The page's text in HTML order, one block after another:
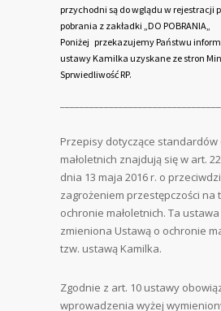
przychodni są do wglądu w rejestracji
pobrania z zakładki „DO POBRANIA„
Poniżej przekazujemy Państwu
ustawy Kamilka uzyskane ze stron
Sprwiedliwość RP.
Przepisy dotyczące
małoletnich znajdują się w art.
dnia 13 maja 2016 r. o
zagrożeniem przestępczości na
ochronie małoletnich. Ta ustawa
zmieniona Ustawą o ochronie
tzw. ustawą Kamilka.
Zgodnie z art. 10 ustawy
wprowadzenia wyżej